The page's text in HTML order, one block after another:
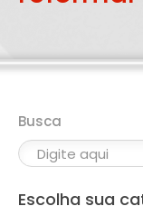
Busca
Escolha sua